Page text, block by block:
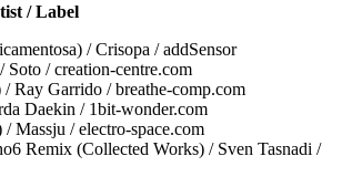
/ Label
/ Crisopa / addSensor
Soto / creation-centre.com
Ray Garrido / breathe-comp.com
Daekin / 1bit-wonder.com
Massju / electro-space.com
Remix (Collected Works) / Sven Tasnadi /